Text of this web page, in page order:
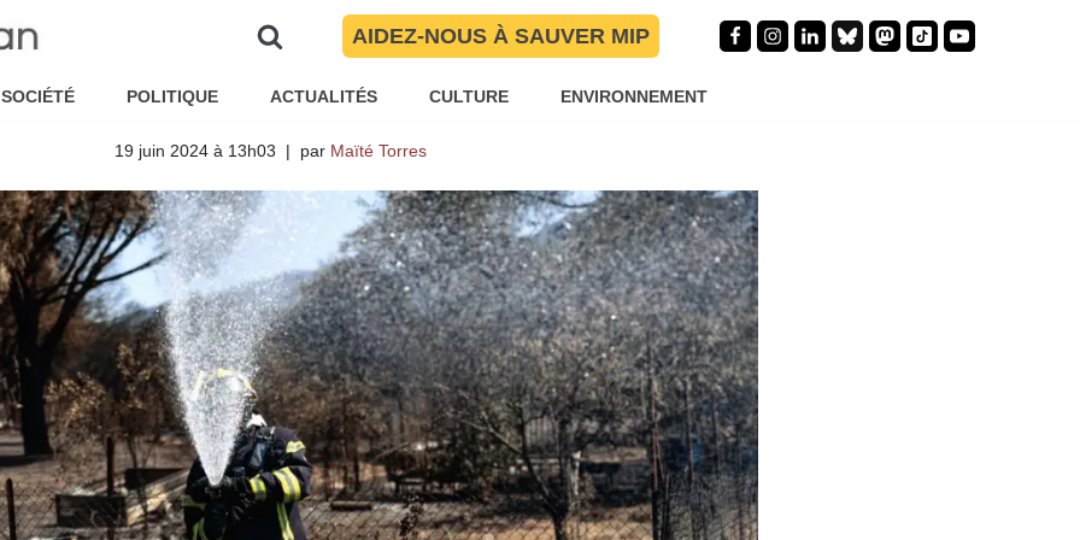
AIDEZ-NOUS À SAUVER MIP
SOCIÉTÉ POLITIQUE ACTUALITÉS CULTURE ENVIRONNEMENT
Nostre Mar des incendies des Pyrénées-
Orientales vandalisée au cutter
19 juin 2024 à 13h03 par Maïté Torres